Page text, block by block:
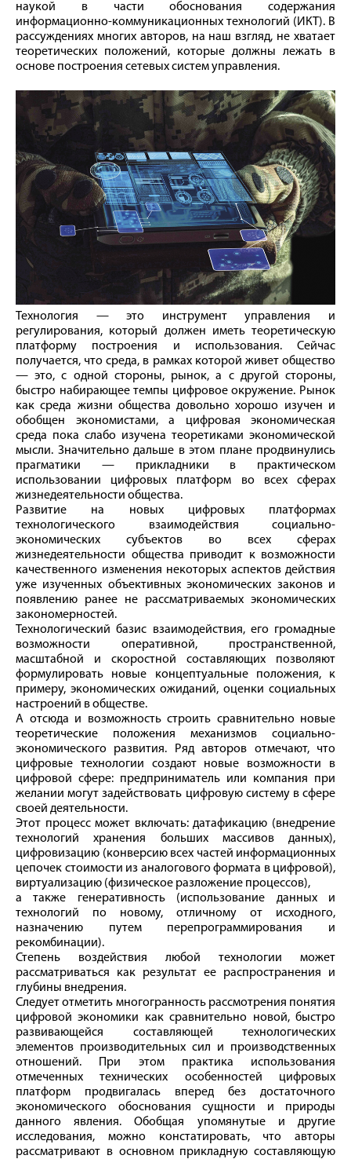
наукой в части обоснования содержания
информационно-коммуникационных технологий (ИКТ). В
рассуждениях многих авторов, на наш взгляд, не хватает
теоретических положений, которые должны лежать в
основе построения сетевых систем управления.
Технология — это инструмент управления и
регулирования, который должен иметь теоретическую
платформу построения и использования. Сейчас
получается, что среда, в рамках которой живет общество
— это, с одной стороны, рынок, а с другой стороны,
быстро набирающее темпы цифровое окружение. Рынок
как среда жизни общества довольно хорошо изучен и
обобщен экономистами, а цифровая экономическая
среда пока слабо изучена теоретиками экономической
мысли. Значительно дальше в этом плане продвинулись
прагматики — прикладники в практическом
использовании цифровых платформ во всех сферах
жизнедеятельности общества.
Развитие на новых цифровых платформах
технологического взаимодействия социально-
экономических субъектов во всех сферах
жизнедеятельности общества приводит к возможности
качественного изменения некоторых аспектов действия
уже изученных объективных экономических законов и
появлению ранее не рассматриваемых экономических
закономерностей.
Технологический базис взаимодействия, его громадные
возможности оперативной, пространственной,
масштабной и скоростной составляющих позволяют
формулировать новые концептуальные положения, к
примеру, экономических ожиданий, оценки социальных
настроений в обществе.
А отсюда и возможность строить сравнительно новые
теоретические положения механизмов социально-
экономического развития. Ряд авторов отмечают, что
цифровые технологии создают новые возможности в
цифровой сфере: предприниматель или компания при
желании могут задействовать цифровую систему в сфере
своей деятельности.
Этот процесс может включать: датафикацию (внедрение
технологий хранения больших массивов данных),
цифровизацию (конверсию всех частей информационных
цепочек стоимости из аналогового формата в цифровой),
виртуализацию (физическое разложение процессов),
а также генеративность (использование данных и
технологий по новому, отличному от исходного,
назначению путем перепрограммирования и
рекомбинации).
Степень воздействия любой технологии может
рассматриваться как результат ее распространения и
глубины внедрения.
Следует отметить многогранность рассмотрения понятия
цифровой экономики как сравнительно новой, быстро
развивающейся составляющей технологических
элементов производительных сил и производственных
отношений. При этом практика использования
отмеченных технических особенностей цифровых
платформ продвигалась вперед без достаточного
экономического обоснования сущности и природы
данного явления. Обобщая упомянутые и другие
исследования, можно констатировать, что авторы
рассматривают в основном прикладную составляющую